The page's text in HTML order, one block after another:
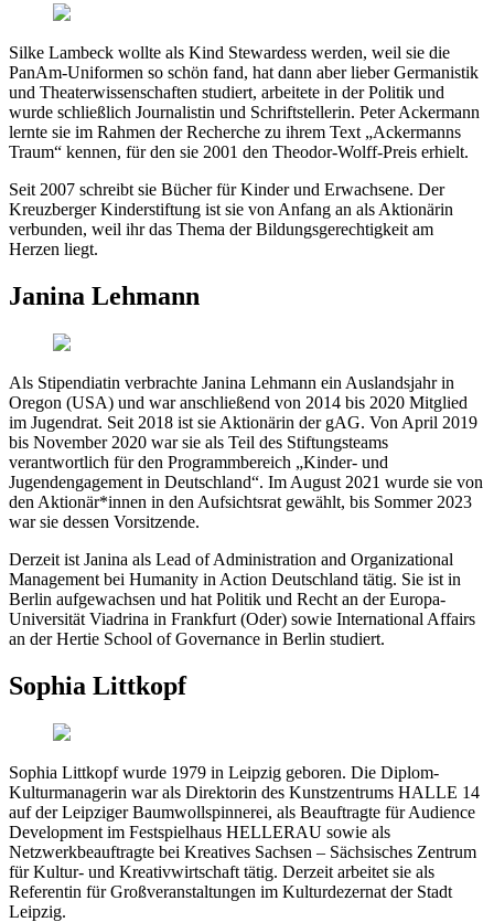
Silke Lambeck wollte als Kind Stewardess werden, weil sie die
PanAm-Uniformen so schön fand, hat dann aber lieber Germanistik
und Theaterwissenschaften studiert, arbeitete in der Politik und
wurde schließlich Journalistin und Schriftstellerin. Peter Ackermann
lernte sie im Rahmen der Recherche zu ihrem Text „Ackermanns
Traum“ kennen, für den sie 2001 den Theodor-Wolff-Preis erhielt.
Seit 2007 schreibt sie Bücher für Kinder und Erwachsene. Der
Kreuzberger Kinderstiftung ist sie von Anfang an als Aktionärin
verbunden, weil ihr das Thema der Bildungsgerechtigkeit am
Herzen liegt.
Janina Lehmann
Als Stipendiatin verbrachte Janina Lehmann ein Auslandsjahr in
Oregon (USA) und war anschließend von 2014 bis 2020 Mitglied
im Jugendrat. Seit 2018 ist sie Aktionärin der gAG. Von April 2019
bis November 2020 war sie als Teil des Stiftungsteams
verantwortlich für den Programmbereich „Kinder- und
Jugendengagement in Deutschland“. Im August 2021 wurde sie von
den Aktionär*innen in den Aufsichtsrat gewählt, bis Sommer 2023
war sie dessen Vorsitzende.
Derzeit ist Janina als Lead of Administration and Organizational
Management bei Humanity in Action Deutschland tätig. Sie ist in
Berlin aufgewachsen und hat Politik und Recht an der Europa-
Universität Viadrina in Frankfurt (Oder) sowie International Affairs
an der Hertie School of Governance in Berlin studiert.
Sophia Littkopf
Sophia Littkopf wurde 1979 in Leipzig geboren. Die Diplom-
Kulturmanagerin war als Direktorin des Kunstzentrums HALLE 14
auf der Leipziger Baumwollspinnerei, als Beauftragte für Audience
Development im Festspielhaus HELLERAU sowie als
Netzwerkbeauftragte bei Kreatives Sachsen – Sächsisches Zentrum
für Kultur- und Kreativwirtschaft tätig. Derzeit arbeitet sie als
Referentin für Großveranstaltungen im Kulturdezernat der Stadt
Leipzig.